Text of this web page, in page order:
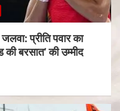
प्रीति पवार का
बरसात’ की उम्मीद